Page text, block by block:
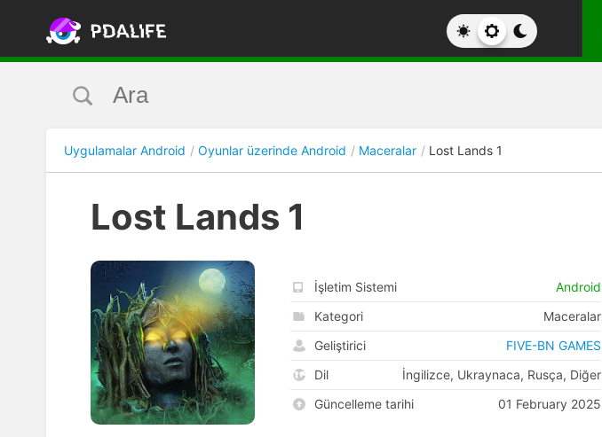
Uygulamalar Android Oyunlar üzerinde Android Maceralar Lost Lands 1
Lost Lands 1
İşletim Sistemi
Android
Kategori
Maceralar
Geliştirici
FIVE-BN GAMES
Dil
İngilizce, Ukraynaca, Rusça, Diğer
Güncelleme tarihi
01 February 2025